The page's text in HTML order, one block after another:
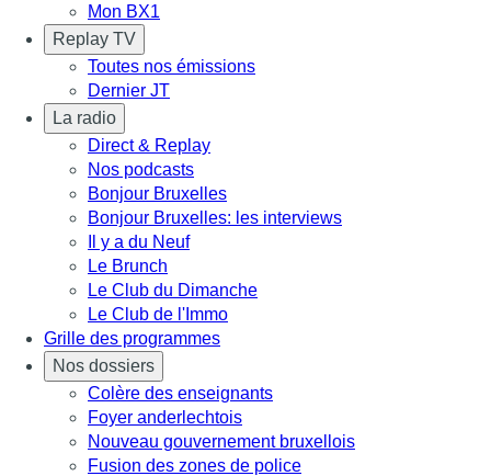
Mon BX1
Replay TV
Toutes nos émissions
Dernier JT
La radio
Direct & Replay
Nos podcasts
Bonjour Bruxelles
Bonjour Bruxelles: les interviews
Il y a du Neuf
Le Brunch
Le Club du Dimanche
Le Club de l'Immo
Grille des programmes
Nos dossiers
Colère des enseignants
Foyer anderlechtois
Nouveau gouvernement bruxellois
Fusion des zones de police